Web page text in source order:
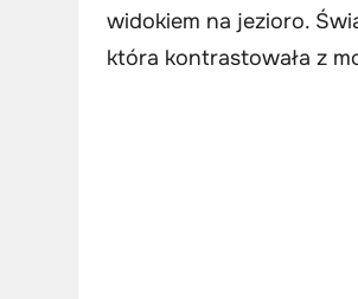
widokiem na jezioro.
która kontrastowała z